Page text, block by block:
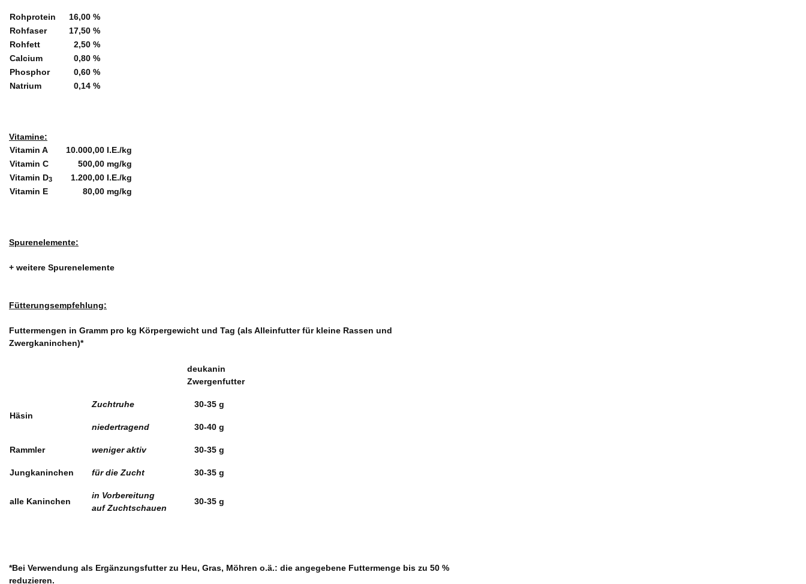
Rohprotein
16,00 %
Rohfaser
17,50 %
Rohfett
2,50 %
Calcium
0,80 %
Phosphor
0,60 %
Natrium
0,14 %
Vitamine:
Vitamin A
10.000,00 I.E./kg
Vitamin C
500,00 mg/kg
Vitamin D3
1.200,00 I.E./kg
Vitamin E
80,00 mg/kg
Spurenelemente:
+ weitere Spurenelemente
Fütterungsempfehlung:
Futtermengen in Gramm pro kg Körpergewicht und Tag (als Alleinfutter für kleine Rassen und
Zwergkaninchen)*
deukanin
Zwergenfutter
Häsin
Zuchtruhe 30-35 g
niedertragend 30-40 g
Rammler weniger aktiv 30-35 g
Jungkaninchen für die Zucht 30-35 g
alle Kaninchen
in Vorbereitung
auf Zuchtschauen
30-35 g
*Bei Verwendung als Ergänzungsfutter zu Heu, Gras, Möhren o.ä.: die angegebene Futtermenge bis zu 50 %
reduzieren.